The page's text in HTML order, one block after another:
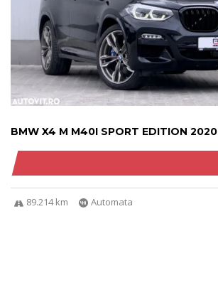
BMW X4 M M40I SPORT EDITION 2020
89.214 km Automata